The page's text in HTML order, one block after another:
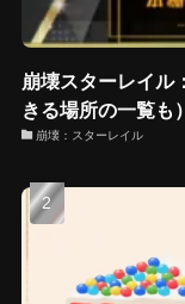
崩壊スターレイル
きる場所の一覧も）
崩壊：スターレイル